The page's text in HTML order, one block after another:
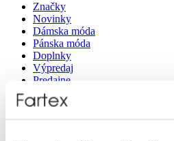
Značky
Novinky
Dámska móda
Pánska móda
Doplnky
Výpredaj
Predajne
O nás
Kontakt